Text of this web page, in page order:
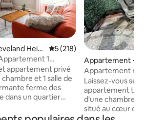
Heig
Évaluation moyenne sur la
5 (218)
1
situé
appartement privé
et 1 salle de
ferme des
dans un quartier
avez besoin pour
Appartement ⋅
rcle
Appartement
Italy ! Avec sauna
Laissez-vous
appartement
d'une chambre et
situé au cœur de
de marche de